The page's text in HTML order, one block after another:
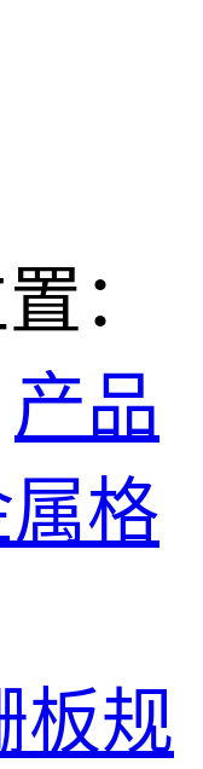
：
产品
格